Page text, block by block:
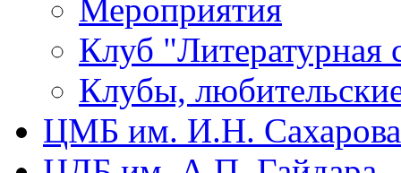
Мероприятия
Клуб "Литературная
Клубы,
ЦМБ им. И.Н. Сахарова